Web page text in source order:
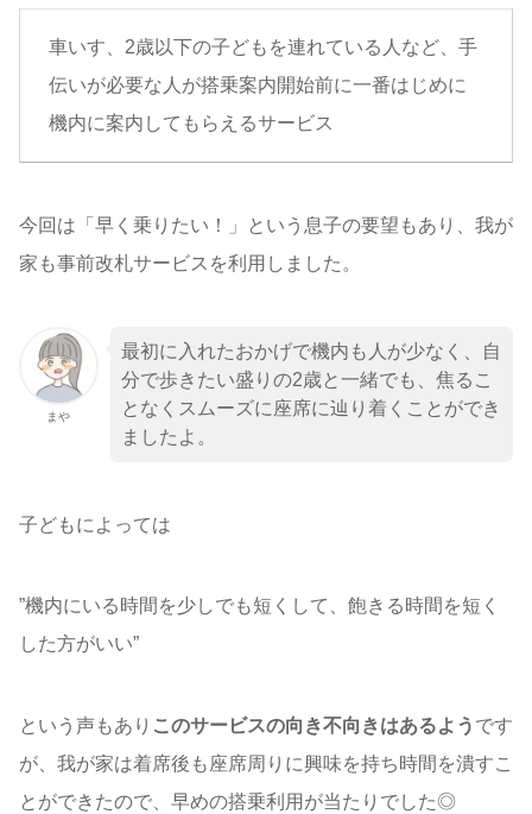
車いす、2歳以下の子どもを連れている人など、手
伝いが必要な人が搭乗案内開始前に一番はじめに
機内に案内してもらえるサービス
今回は「早く乗りたい！」という息子の要望もあり、我が
家も事前改札サービスを利用しました。
まや
最初に入れたおかげで機内も人が少なく、自
分で歩きたい盛りの2歳と一緒でも、焦るこ
となくスムーズに座席に辿り着くことができ
ましたよ。
子どもによっては
”機内にいる時間を少しでも短くして、飽きる時間を短く
した方がいい”
という声もあり このサービスの向き不向きはあるよう です
が、我が家は着席後も座席周りに興味を持ち時間を潰すこ
とができたので、早めの搭乗利用が当たりでした◎